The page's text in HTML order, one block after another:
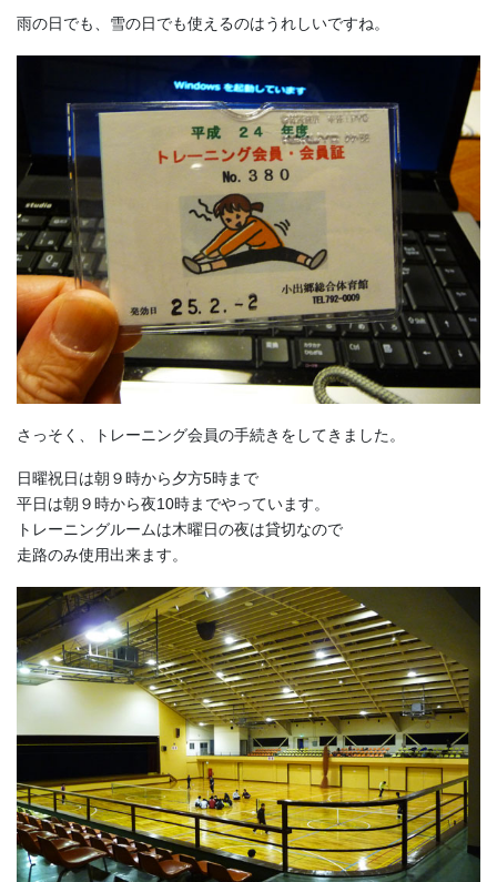
雨の日でも、雪の日でも使えるのはうれしいですね。
さっそく、トレーニング会員の手続きをしてきました。
日曜祝日は朝９時から夕方5時まで
平日は朝９時から夜10時までやっています。
トレーニングルームは木曜日の夜は貸切なので
走路のみ使用出来ます。